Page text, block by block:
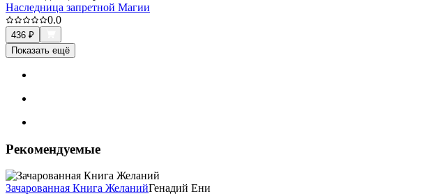
Наследница запретной Магии
0.0
436 ₽
Показать ещё
Рекомендуемые
Зачарованная Книга ЖеланийГенадий Ени